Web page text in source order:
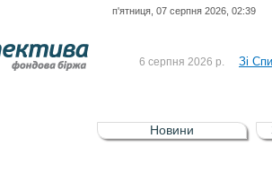
п'ятниця, 07 серпня 2026, 02:39
6 серпня 2026 р. Зі
5 серпня 2026 р.
Зі
UA4000232607)
Новини